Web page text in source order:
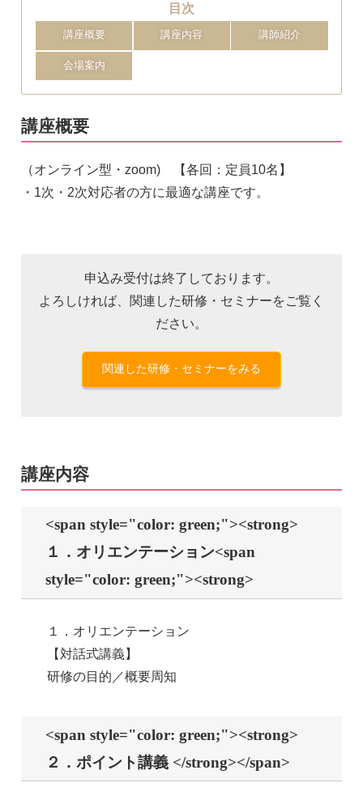
目次
講座概要 講座内容 講師紹介
会場案内
講座概要
（オンライン型・zoom) 【各回：定員10名】
・1次・2次対応者の方に最適な講座です。
申込み受付は終了しております。
よろしければ、関連した研修・セミナーをご覧く
ださい。
関連した研修・セミナーをみる
講座内容
<span style="color: green;"><strong>
１．オリエンテーション<span
style="color: green;"><strong>
１．オリエンテーション
【対話式講義】
研修の目的／概要周知
<span style="color: green;"><strong>
２．ポイント講義 </strong></span>